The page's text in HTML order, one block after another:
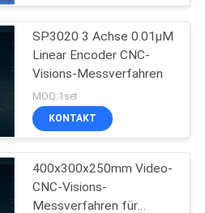
lineare
SP3020 3 Achse 0.01μM
Linear Encoder CNC-
Visions-Messverfahren
MOQ:1set
KONTAKT
400x300x250mm Video-
CNC-Visions-
Messverfahren für